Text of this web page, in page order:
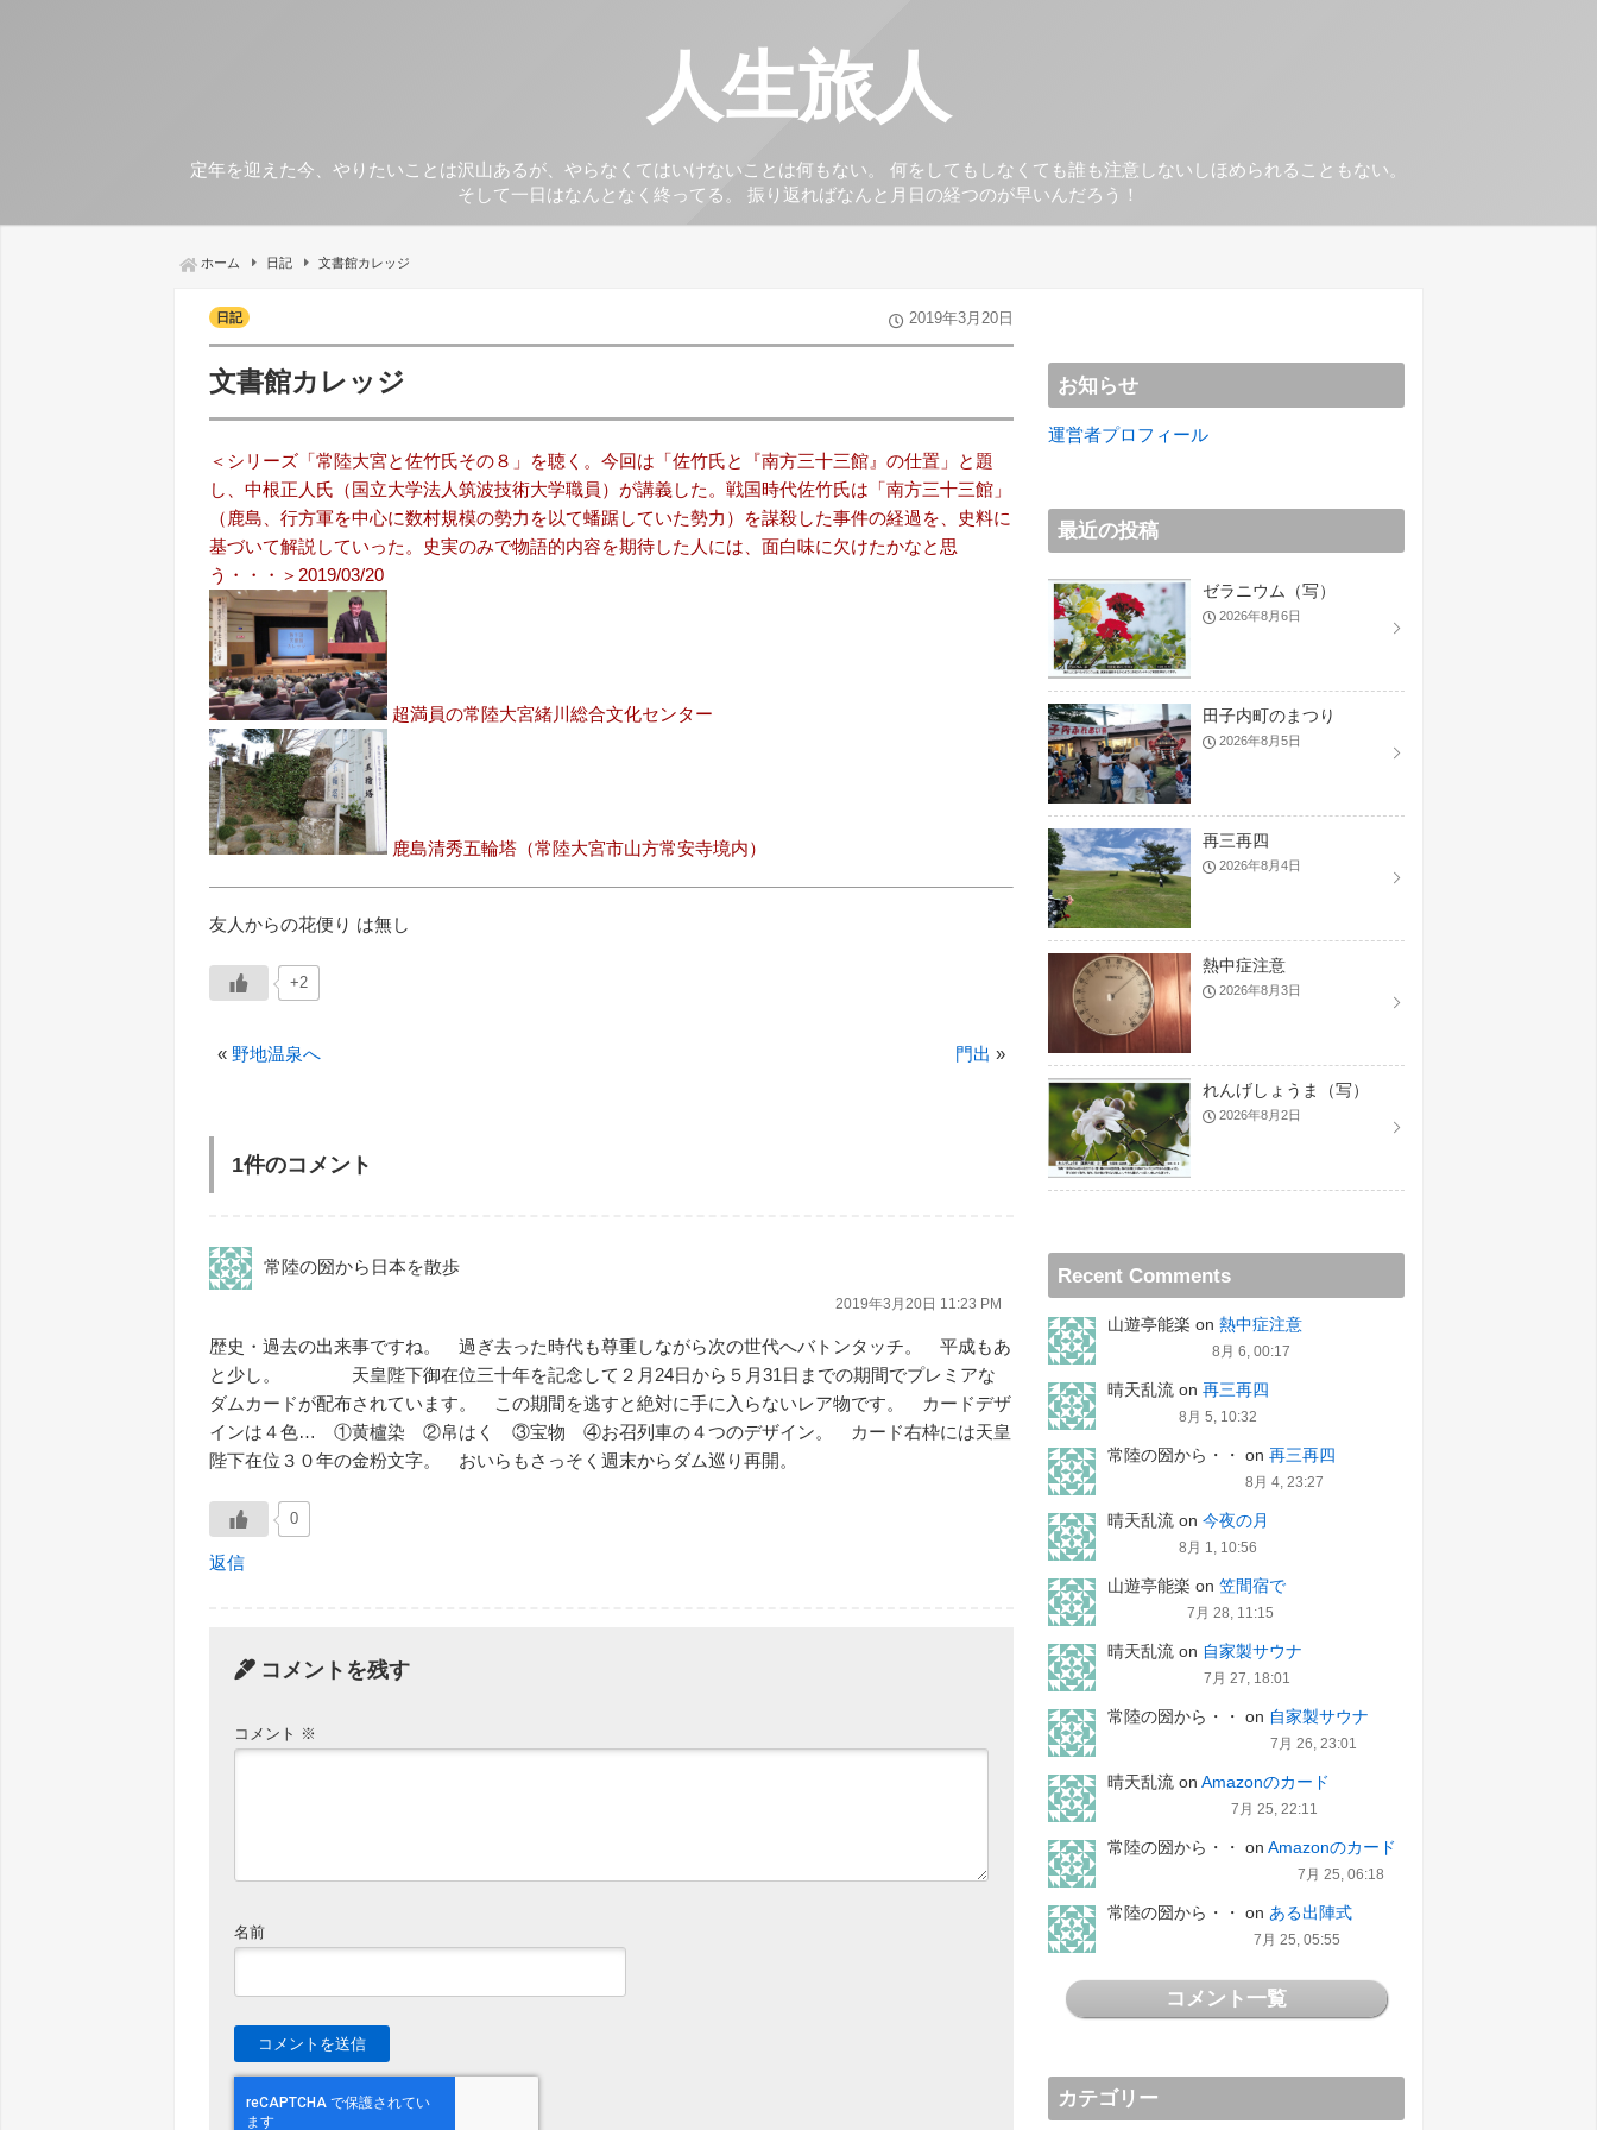
人生旅人
定年を迎えた今、やりたいことは沢山あるが、やらなくてはいけないことは何もない。 何をしてもしなくても誰も注意しないしほめられることもない。
そして一日はなんとなく終ってる。 振り返ればなんと月日の経つのが早いんだろう！
ホーム 日記 文書館カレッジ
日記 2019年3月20日
文書館カレッジ
＜シリーズ「常陸大宮と佐竹氏その８」を聴く。今回は「佐竹氏と『南方三十三館』の仕置」と題
し、中根正人氏（国立大学法人筑波技術大学職員）が講義した。戦国時代佐竹氏は「南方三十三館」
（鹿島、行方軍を中心に数村規模の勢力を以て蟠踞していた勢力）を謀殺した事件の経過を、史料に
基づいて解説していった。史実のみで物語的内容を期待した人には、面白味に欠けたかなと思
う・・・＞2019/03/20
超満員の常陸大宮緒川総合文化センター
鹿島清秀五輪塔（常陸大宮市山方常安寺境内）
友人からの花便り は無し
+2
« 野地温泉へ 門出 »
1件のコメント
常陸の圀から日本を散歩
2019年3月20日 11:23 PM
歴史・過去の出来事ですね。 過ぎ去った時代も尊重しながら次の世代へバトンタッチ。 平成もあ
と少し。 天皇陛下御在位三十年を記念して２月24日から５月31日までの期間でプレミアな
ダムカードが配布されています。 この期間を逃すと絶対に手に入らないレア物です。 カードデザ
インは４色… ①黄櫨染 ②帛はく ③宝物 ④お召列車の４つのデザイン。 カード右枠には天皇
陛下在位３０年の金粉文字。 おいらもさっそく週末からダム巡り再開。
0
返信
コメントを残す
コメント ※
名前
お知らせ
運営者プロフィール
最近の投稿
ゼラニウム（写）
2026年8月6日
田子内町のまつり
2026年8月5日
再三再四
2026年8月4日
熱中症注意
2026年8月3日
れんげしょうま（写）
2026年8月2日
Recent Comments
山遊亭能楽 on 熱中症注意
8月 6, 00:17
晴天乱流 on 再三再四
8月 5, 10:32
常陸の圀から・・ on 再三再四
8月 4, 23:27
晴天乱流 on 今夜の月
8月 1, 10:56
山遊亭能楽 on 笠間宿で
7月 28, 11:15
晴天乱流 on 自家製サウナ
7月 27, 18:01
常陸の圀から・・ on 自家製サウナ
7月 26, 23:01
晴天乱流 on Amazonのカード
7月 25, 22:11
常陸の圀から・・ on Amazonのカード
7月 25, 06:18
常陸の圀から・・ on ある出陣式
7月 25, 05:55
コメント一覧
カテゴリー